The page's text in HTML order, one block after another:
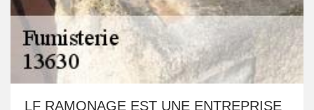
LF RAMONAGE EST UNE ENTREPRISE